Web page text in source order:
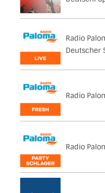
Radio
Deutscher
Radio
Radio